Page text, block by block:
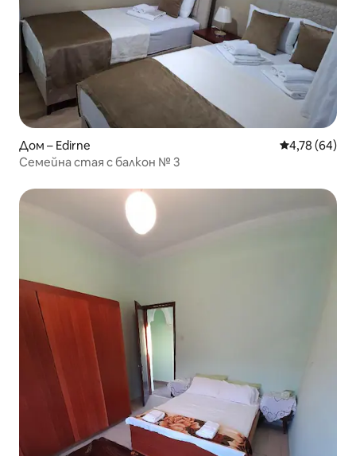
Дом – Edirne Средна
4,78 (64)
Семейна стая с балкон № 3